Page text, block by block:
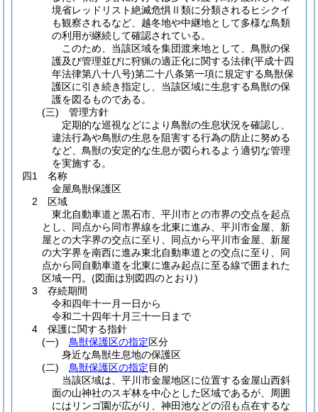
境省レッドリスト絶滅危惧Ⅱ類に分類されるヒシクイ
も観察されるなど、越冬地や中継地として多様な鳥類
の利用が継続して確認されている。
このため、当該区域を集団渡来地として、鳥獣の保
護及び管理並びに狩猟の適正化に関する法律(平成十四
年法律第八十八号)第二十八条第一項に規定する鳥獣保
護区に引き続き指定し、当該区域に生息する鳥獣の保
護を図るものである。
(三) 管理方針
定期的な巡視などにより鳥獣の生息状況を確認し、
違法行為や鳥獣の生息を阻害する行為の防止に努める
など、鳥獣の安定的な生息が図られるよう適切な管理
を実施する。
四1 名称
金屋鳥獣保護区
2 区域
東北自動車道と黒石市、平川市との市界の交点を起点
とし、同点から同市界線を北東に進み、平川市金屋、新
屋との大字界の交点に至り、同点から平川市金屋、新屋
の大字界を南西に進み東北自動車道との交点に至り、同
点から同自動車道を北東に進み起点に至る線で囲まれた
区域一円。 (図面は別図四のとおり)
3 存続期間
令和四年十一月一日から
令和二十四年十月三十一日まで
4 保護に関する指針
(一)
鳥獣保護区の指定区分
身近な鳥獣生息地の保護区
(二)
鳥獣保護区の指定目的
当該区域は、平川市金屋地区に位置する金屋山西斜
面の山神社のスギ林を中心とした区域であるが、周囲
にはリンゴ園が広がり、神田池などの沼も点在するな